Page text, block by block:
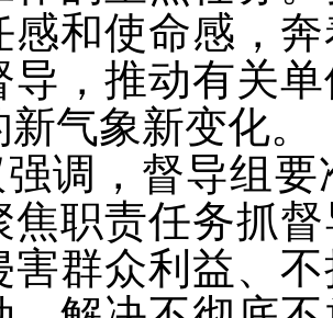
感和使命感，
导，推动有关
气象新变化。
调，督导组
焦职责任务抓
害群众利益、